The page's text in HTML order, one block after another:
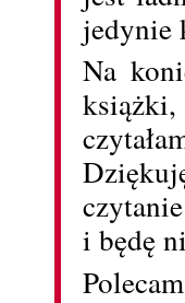
jedynie
Na
i będę